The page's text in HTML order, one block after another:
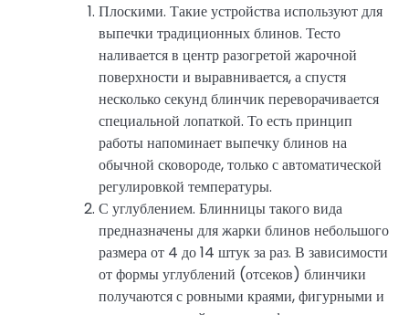
Плоскими. Такие устройства используют для
выпечки традиционных блинов. Тесто
наливается в центр разогретой жарочной
поверхности и выравнивается, а спустя
несколько секунд блинчик переворачивается
специальной лопаткой. То есть принцип
работы напоминает выпечку блинов на
обычной сковороде, только с автоматической
регулировкой температуры.
С углублением. Блинницы такого вида
предназначены для жарки блинов небольшого
размера от 4 до 14 штук за раз. В зависимости
от формы углублений (отсеков) блинчики
получаются с ровными краями, фигурными и